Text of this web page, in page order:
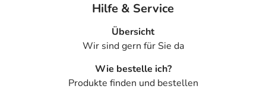
- Missempfindungen
- Störung des Bewegungsablaufs (Dyskinesie)
- Augenzittern
Hilfe & Service
Übersicht
Wir sind gern für Sie da
Wie bestelle ich?
Produkte finden und bestellen